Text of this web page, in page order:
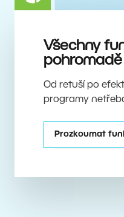
Všechny
pohromadě
Od retuší po
programy
Prozkoumat